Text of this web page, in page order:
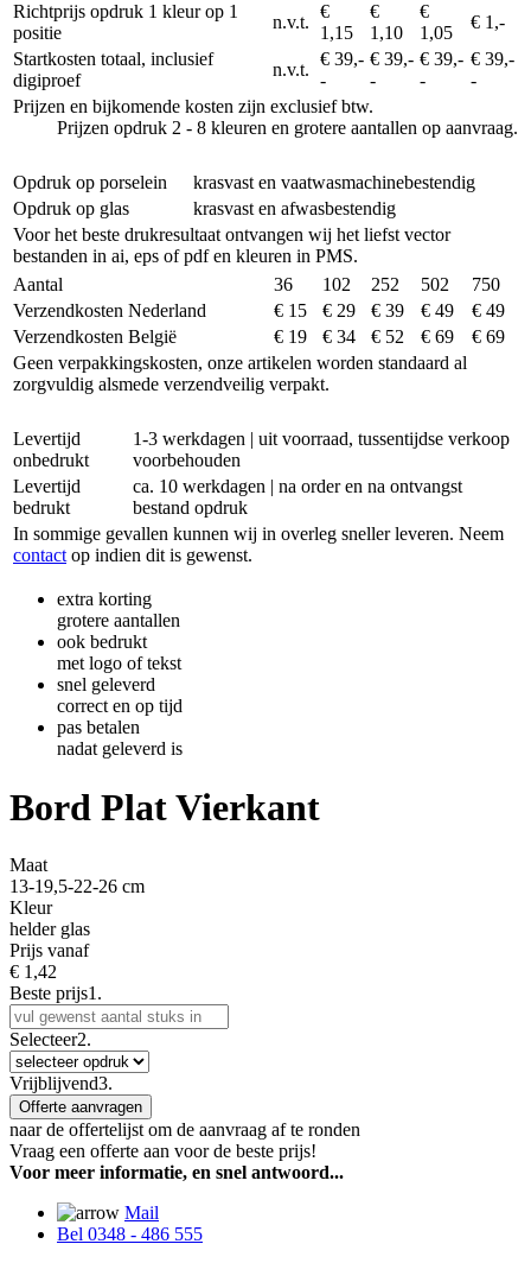
Richtprijs opdruk 1 kleur op 1
positie
n.v.t.
€
1,15
€
1,10
€
1,05
€ 1,-
Startkosten totaal, inclusief
digiproef
n.v.t.
€ 39,-
-
€ 39,-
-
€ 39,-
-
€ 39,-
-
Prijzen en bijkomende kosten zijn exclusief btw.
Prijzen opdruk 2 - 8 kleuren en grotere aantallen op aanvraag.
Opdruk op porselein
krasvast en vaatwasmachinebestendig
Opdruk op glas
krasvast en afwasbestendig
Voor het beste drukresultaat ontvangen wij het liefst vector
bestanden in ai, eps of pdf en kleuren in PMS.
Aantal
36 102 252 502
750
Verzendkosten Nederland
€ 15 € 29 € 39 € 49
€ 49
Verzendkosten België
€ 19 € 34 € 52 € 69
€ 69
Geen verpakkingskosten, onze artikelen worden standaard al
zorgvuldig alsmede verzendveilig verpakt.
Levertijd
onbedrukt
1-3 werkdagen | uit voorraad, tussentijdse verkoop
voorbehouden
Levertijd
bedrukt
ca. 10 werkdagen | na order en na ontvangst
bestand opdruk
In sommige gevallen kunnen wij in overleg sneller leveren. Neem
contact op indien dit is gewenst.
extra korting
grotere aantallen
ook bedrukt
met logo of tekst
snel geleverd
correct en op tijd
pas betalen
nadat geleverd is
Bord Plat Vierkant
Maat
13-19,5-22-26 cm
Kleur
helder glas
Prijs vanaf
€ 1,42
Beste prijs1.
Selecteer2.
Vrijblijvend3.
Offerte aanvragen
naar de offertelijst om de aanvraag af te ronden
Vraag een offerte aan voor de beste prijs!
Voor meer informatie, en snel antwoord...
Mail
Bel 0348 - 486 555